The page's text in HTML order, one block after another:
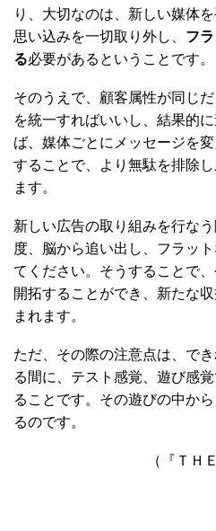
り、大切なのは、新しい媒体
思い込みを一切取り外し、 フ
る必要があるということです。
そのうえで、顧客属性が同じ
を統一すればいいし、結果的
ば、媒体ごとにメッセージを
することで、より無駄を排除
ます。
新しい広告の取り組みを行な
度、脳から追い出し、フラッ
てください。そうすることで
開拓することができ、新たな
まれます。
ただ、その際の注意点は、で
る間に、テスト感覚、遊び感
ることです。その遊びの中か
るのです。
（『ＴＨ